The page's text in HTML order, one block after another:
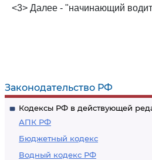
Законодательство РФ
Кодексы РФ в действующей
АПК РФ
Бюджетный кодекс
Водный кодекс РФ
<3> Далее - "начинающий